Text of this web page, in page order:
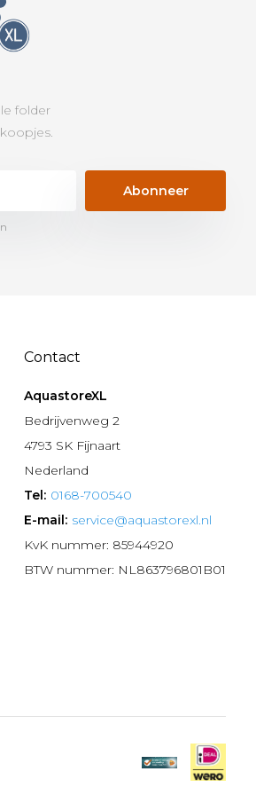
folder
Abonneer
Contact
AquastoreXL
Bedrijvenweg 2
4793 SK Fijnaart
Nederland
Tel: 0168-700540
E-mail: service@aquastorexl.nl
KvK nummer: 85944920
BTW nummer: NL863796801B01